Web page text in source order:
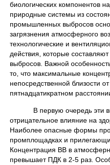
биологических компонентов
природные системы из
промышленных выбросов
загрязнения атмосферного
технологические и
действия, которые
выбросов. Важной
то, что максимальные
непосредственной близости
пятнадцатикратном
В первую очередь эти
отрицательное влияние на
Наиболее опасные формы
промплощадках и
Концентрация ВВ в
превышает ПДК в 2-5 раз.